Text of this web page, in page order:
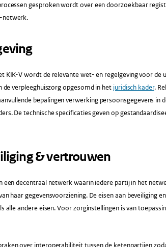
gesproken wordt over een doorzoekbaar
netwerk.
KIK-V wordt de relevante wet- en regelgeving voor
de verpleeghuiszorg opgesomd in het juridisch kader.
bepalingen verwerking persoonsgegevens
De technische specificaties geven op
& vertrouwen
een decentraal netwerk waarin iedere partij in het
haar gegevensvoorziening. De eisen aan beveiliging
alle andere eisen. Voor zorginstellingen is van
over interoperabiliteit tussen de ketenpartijen